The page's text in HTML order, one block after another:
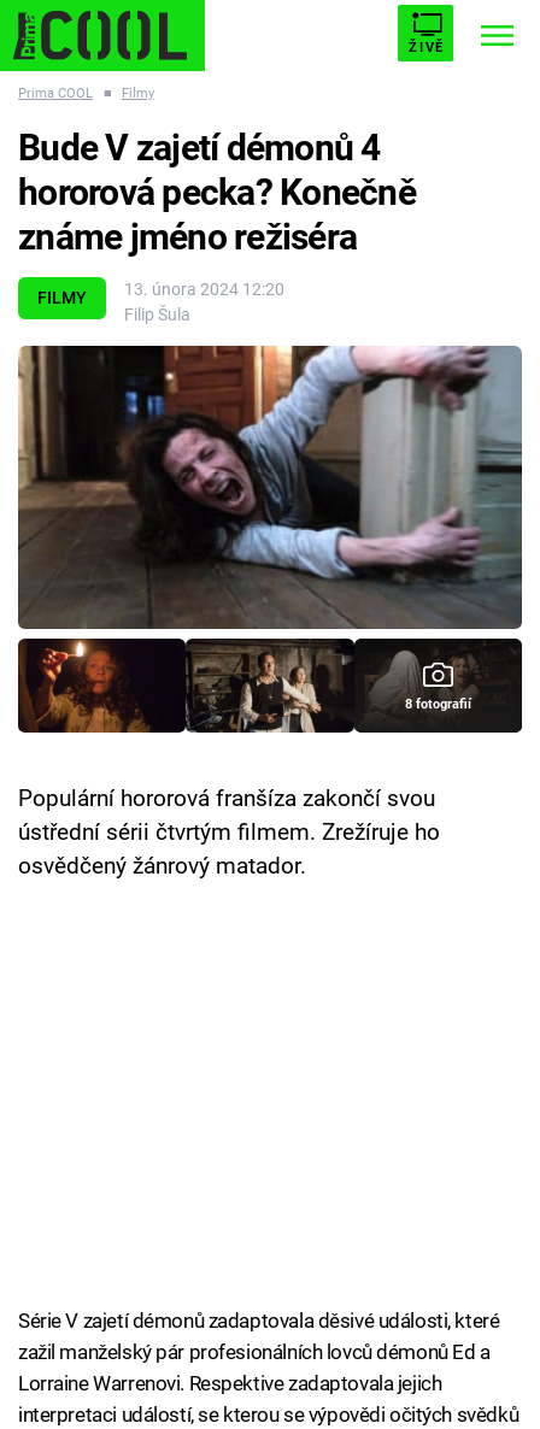
ŽIVĚ
ESCAPE PLNEJ KOTEL AVENGERS 5
Témata
Seriály
Hry
Cool Esport
Pořady
TV Program
Prima COOL ■ Filmy
FILMY
13. února 2024 12:20
Filip Šula
Bude V zajetí démonů 4
hororová pecka? Konečně
známe jméno režiséra
8 fotografií
Populární hororová franšíza zakončí svou
ústřední sérii čtvrtým filmem. Zrežíruje ho
osvědčený žánrový matador.
Série V zajetí démonů zadaptovala děsivé události, které
zažil manželský pár profesionálních lovců démonů Ed a
Lorraine Warrenovi. Respektive zadaptovala jejich
interpretaci událostí, se kterou se výpovědi očitých svědků